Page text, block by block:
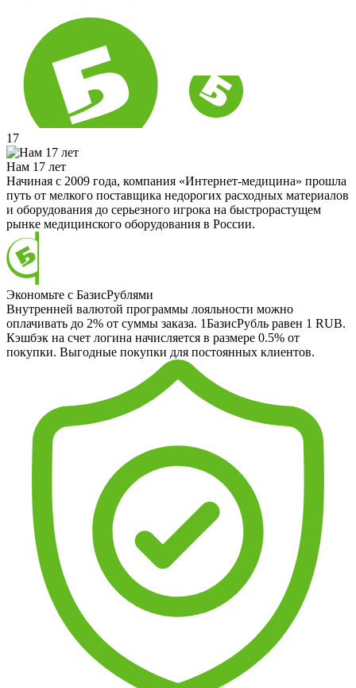
17
Нам 17 лет
Начиная с 2009 года, компания «Интернет-медицина» прошла
путь от мелкого поставщика недорогих расходных материалов
и оборудования до серьезного игрока на быстрорастущем
рынке медицинского оборудования в России.
Экономьте с БазисРублями
Внутренней валютой программы лояльности можно
оплачивать до 2% от суммы заказа. 1БазисРубль равен 1 RUB.
Кэшбэк на счет логина начисляется в размере 0.5% от
покупки. Выгодные покупки для постоянных клиентов.